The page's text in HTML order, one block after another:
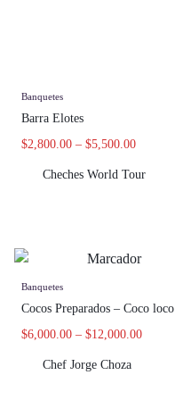
Banquetes
Barra Elotes
$2,800.00 – $5,500.00
Cheches World Tour
Banquetes
Cocos Preparados – Coco loco
$6,000.00 – $12,000.00
Chef Jorge Choza